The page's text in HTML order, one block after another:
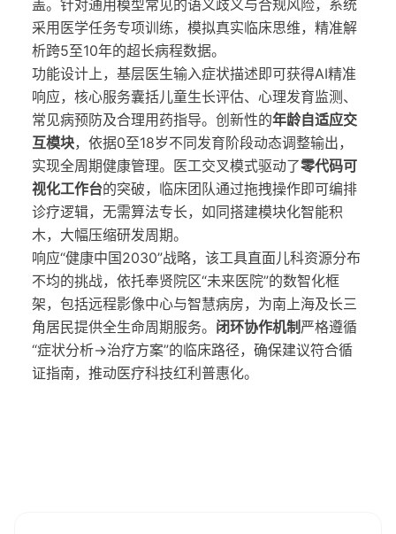
盖。针对通用模型常见的语义歧义与合规风险，系统
采用医学任务专项训练，模拟真实临床思维，精准解
析跨5至10年的超长病程数据。
功能设计上，基层医生输入症状描述即可获得AI精准
响应，核心服务囊括儿童生长评估、心理发育监测、
常见病预防及合理用药指导。创新性的年龄自适应交
互模块，依据0至18岁不同发育阶段动态调整输出，
实现全周期健康管理。医工交叉模式驱动了零代码可
视化工作台的突破，临床团队通过拖拽操作即可编排
诊疗逻辑，无需算法专长，如同搭建模块化智能积
木，大幅压缩研发周期。
响应“健康中国2030”战略，该工具直面儿科资源分布
不均的挑战，依托奉贤院区“未来医院”的数智化框
架，包括远程影像中心与智慧病房，为南上海及长三
角居民提供全生命周期服务。 闭环协作机制 严格遵循
“症状分析→治疗方案”的临床路径，确保建议符合循
证指南，推动医疗科技红利普惠化。